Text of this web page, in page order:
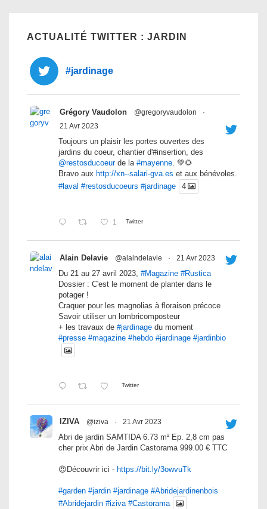
ACTUALITÉ TWITTER : JARDIN
#jardinage
Grégory Vaudolon @gregoryvaudolon
·
21 Avr 2023
Toujours un plaisir les portes ouvertes des
jardins du coeur, chantier d'#insertion, des
@restosducoeurde la #mayenne. 💚🌻
Bravo aux http://xn--salari-gva.es et aux bénévoles.
#laval #restosducoeurs #jardinage 4
1 Twitter
Alain Delavie @alaindelavie · 21 Avr 2023
Du 21 au 27 avril 2023, #Magazine #Rustica
Dossier : C'est le moment de planter dans le
potager !
Craquer pour les magnolias à floraison précoce
Savoir utiliser un lombricomposteur
+ les travaux de #jardinage du moment
#presse #magazine #hebdo #jardinage #jardinbio
Twitter
IZIVA @iziva · 21 Avr 2023
Abri de jardin SAMTIDA 6.73 m² Ep. 2,8 cm pas
cher prix Abri de Jardin Castorama 999.00 € TTC
😍Découvrir ici - https://bit.ly/3owvuTk
#garden #jardin #jardinage #Abridejardinenbois
#Abridejardin #iziva #Castorama